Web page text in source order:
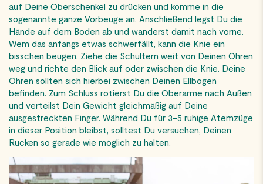
auf Deine Oberschenkel zu drücken und komme in die
sogenannte ganze Vorbeuge an. Anschließend legst Du die
Hände auf dem Boden ab und wanderst damit nach vorne.
Wem das anfangs etwas schwerfällt, kann die Knie ein
bisschen beugen. Ziehe die Schultern weit von Deinen Ohren
weg und richte den Blick auf oder zwischen die Knie. Deine
Ohren sollten sich hierbei zwischen Deinen Ellbogen
befinden. Zum Schluss rotierst Du die Oberarme nach Außen
und verteilst Dein Gewicht gleichmäßig auf Deine
ausgestreckten Finger. Während Du für 3-5 ruhige Atemzüge
in dieser Position bleibst, solltest Du versuchen, Deinen
Rücken so gerade wie möglich zu halten.